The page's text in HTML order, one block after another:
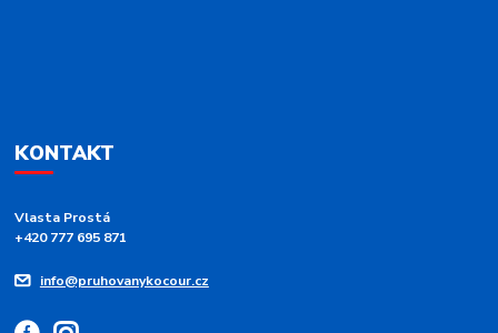
KONTAKT
Vlasta Prostá
+420 777 695 871
info@pruhovanykocour.cz